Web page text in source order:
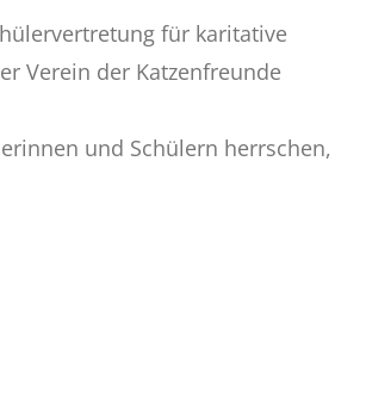
für karitative
Verein der Katzenfreunde
und Schülern herrschen,